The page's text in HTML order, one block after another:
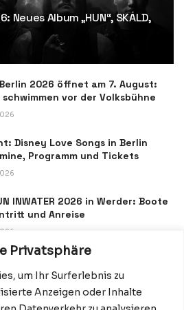
Privatsphäre
um Ihr Surferlebnis zu
Anzeigen oder Inhalte
Neues Album „HUN“, SKÁLD,
2026 öffnet am 7. August:
vor der Volksbühne
Disney Love Songs in Berlin
Programm und Tickets
INWATER 2026 in Werder: Boote
und Anreise